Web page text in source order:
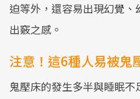
迫等外，還容易出現幻覺
出竅之感。
注意！這6種人易被鬼
鬼壓床的發生多半與睡眠